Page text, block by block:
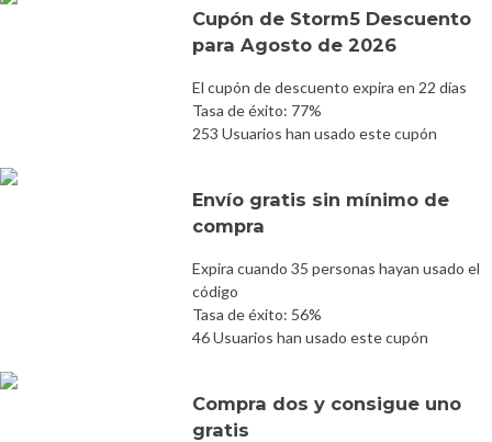
Cupón de Storm5 Descuento
para Agosto de 2026
El cupón de descuento expira en 22 días
Tasa de éxito: 77%
253 Usuarios han usado este cupón
Envío gratis sin mínimo de
compra
Expira cuando 35 personas hayan usado el
código
Tasa de éxito: 56%
46 Usuarios han usado este cupón
Compra dos y consigue uno
gratis